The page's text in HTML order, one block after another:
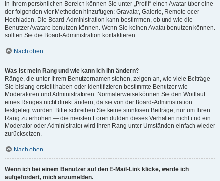
In Ihrem persönlichen Bereich können Sie unter „Profil“ einen Avatar über eine
der folgenden vier Methoden hinzufügen: Gravatar, Galerie, Remote oder
Hochladen. Die Board-Administration kann bestimmen, ob und wie die
Benutzer Avatare benutzen können. Wenn Sie keinen Avatar benutzen können,
sollten Sie die Board-Administration kontaktieren.
Nach oben
Was ist mein Rang und wie kann ich ihn ändern?
Ränge, die unter Ihrem Benutzernamen stehen, zeigen an, wie viele Beiträge
Sie bislang erstellt haben oder identifizieren bestimmte Benutzer wie
Moderatoren und Administratoren. Normalerweise können Sie den Wortlaut
eines Ranges nicht direkt ändern, da sie von der Board-Administration
festgelegt wurden. Bitte schreiben Sie keine sinnlosen Beiträge, nur um Ihren
Rang zu erhöhen — die meisten Foren dulden dieses Verhalten nicht und ein
Moderator oder Administrator wird Ihren Rang unter Umständen einfach wieder
zurücksetzen.
Nach oben
Wenn ich bei einem Benutzer auf den E-Mail-Link klicke, werde ich
aufgefordert, mich anzumelden.